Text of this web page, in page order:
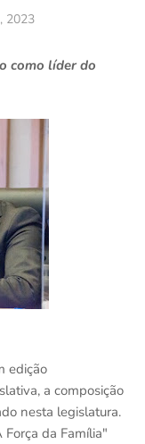
2023
como líder do
edição
a composição
nesta legislatura.
da Família"